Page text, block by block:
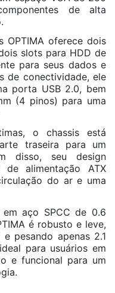
de alta
OPTIMA oferece dois
slots para HDD de
para seus dados e
de conectividade, ele
porta USB 2.0, bem
(4 pinos) para uma
o chassis está
traseira para um
disso, seu design
alimentação ATX
do ar e uma
aço SPCC de 0.6
é robusto e leve,
pesando apenas 2.1
para usuários em
e funcional para um